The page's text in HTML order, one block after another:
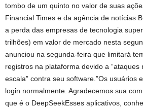
tombo de um quinto no valor de suas
Financial Times e da agência de notícias
a perda das empresas de tecnologia
trilhões) em valor de mercado nesta
anunciou na segunda-feira que limitará
registros na plataforma devido a “ataques
escala” contra seu software.”Os usuários
login normalmente. Agradecemos sua
que é o DeepSeekEsses aplicativos,